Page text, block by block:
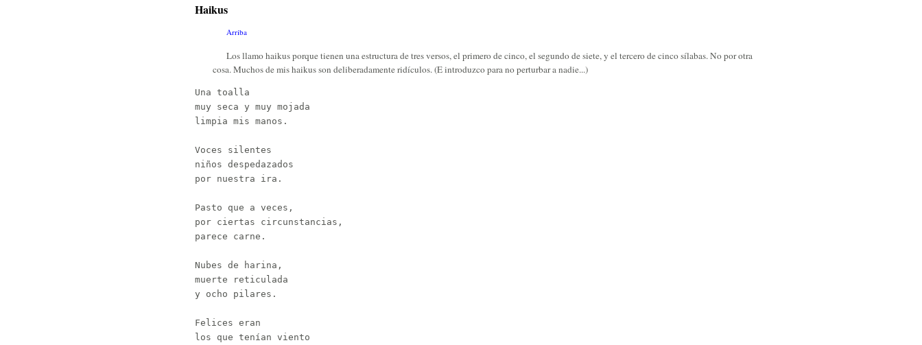
Haikus
Arriba
Los llamo haikus porque tienen una estructura de tres versos, el primero de cinco, el segundo de siete, y el tercero de cinco sílabas. No por otra
cosa. Muchos de mis haikus son deliberadamente ridículos. (E introduzco para no perturbar a nadie...)
Una toalla
muy seca y muy mojada
limpia mis manos.
Voces silentes
niños despedazados
por nuestra ira.
Pasto que a veces,
por ciertas circunstancias,
parece carne.
Nubes de harina,
muerte reticulada
y ocho pilares.
Felices eran
los que tenían viento